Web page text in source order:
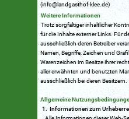
(info@landgasthof-klee.de)
Weitere Informationen
Trotz sorgfältiger inhaltlicher
für die Inhalte externer Links. Für
ausschließlich deren Betreiber
Namen, Begriffe, Zeichen und
Warenzeichen im Besitze ihrer
aller erwähnten und benutzten
ausschließlich bei deren Besitzern.
Allgemeine
Informationen zum